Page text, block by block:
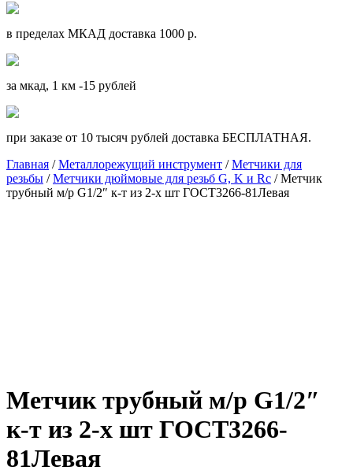
в пределах МКАД доставка 1000 р.
за мкад, 1 км -15 рублей
при заказе от 10 тысяч рублей доставка БЕСПЛАТНАЯ.
Главная /Металлорежущий инструмент /Метчики для
резьбы /Метчики дюймовые для резьб G, K и Rc / Метчик
трубный м/р G1/2″ к-т из 2-х шт ГОСТ3266-81Левая
Метчик трубный м/р G1/2″
к-т из 2-х шт ГОСТ3266-
81Левая